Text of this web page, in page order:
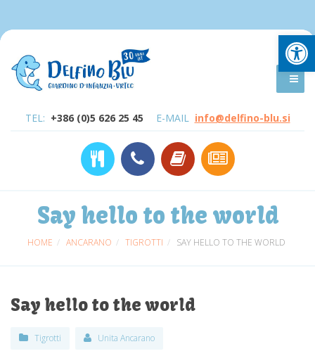
TEL: +386 (0)5 626 25 45 E-MAIL info@delfino-blu.si
Say hello to the world
HOME ANCARANO TIGROTTI SAY HELLO TO THE WORLD
Say hello to the world
Tigrotti Unita Ancarano